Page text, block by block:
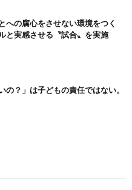
への腐心をさせない環境をつく
と実感させる〝試合〟を実施
の？」は子どもの責任ではない。